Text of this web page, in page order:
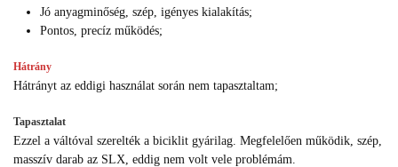
Jó anyagminőség, szép, igényes kialakítás;
Pontos, precíz működés;
Hátrány
Hátrányt az eddigi használat során nem tapasztaltam;
Tapasztalat
Ezzel a váltóval szerelték a biciklit gyárilag. Megfelelően működik, szép,
masszív darab az SLX, eddig nem volt vele problémám.